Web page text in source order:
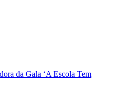
da Gala ‘A Escola Tem